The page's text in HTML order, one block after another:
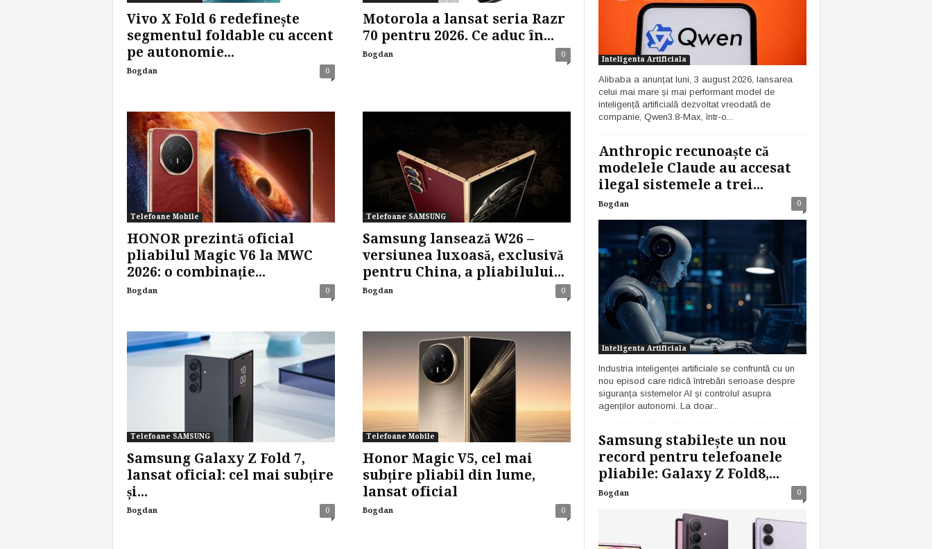
Vivo X Fold 6 redefinește
segmentul foldable cu accent
pe autonomie...
Bogdan 0
Motorola a lansat seria Razr
70 pentru 2026. Ce aduc în...
Bogdan 0
Telefoane Mobile
HONOR prezintă oficial
pliabilul Magic V6 la MWC
2026: o combinație...
Bogdan 0
Telefoane SAMSUNG
Samsung lansează W26 –
versiunea luxoasă, exclusivă
pentru China, a pliabilului...
Bogdan 0
Telefoane SAMSUNG
Samsung Galaxy Z Fold 7,
lansat oficial: cel mai subțire
și...
Bogdan 0
Telefoane Mobile
Honor Magic V5, cel mai
subțire pliabil din lume,
lansat oficial
Bogdan 0
Inteligenta Artificiala
Alibaba a anunțat luni, 3 august 2026, lansarea
celui mai mare și mai performant model de
inteligență artificială dezvoltat vreodată de
companie, Qwen3.8-Max, într-o...
Anthropic recunoaște că
modelele Claude au accesat
ilegal sistemele a trei...
Bogdan 0
Inteligenta Artificiala
Industria inteligenței artificiale se confruntă cu un
nou episod care ridică întrebări serioase despre
siguranța sistemelor AI și controlul asupra
agenților autonomi. La doar...
Samsung stabilește un nou
record pentru telefoanele
pliabile: Galaxy Z Fold8,...
Bogdan 0